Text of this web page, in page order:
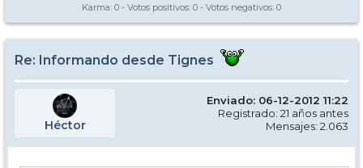
Karma: 0 - Votos positivos: 0 - Votos negativos: 0
Re: Informando desde Tignes
Héctor
Enviado: 06-12-2012 11:22
Registrado: 21 años antes
Mensajes: 2.063